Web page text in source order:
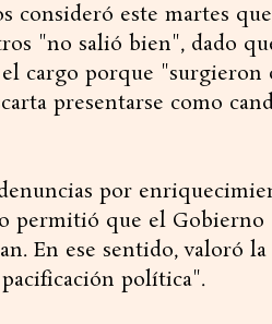
consideró este martes
"no salió bien", dado
cargo porque
presentarse como
por
permitió que el Gobierno
En ese sentido, valoró
política".